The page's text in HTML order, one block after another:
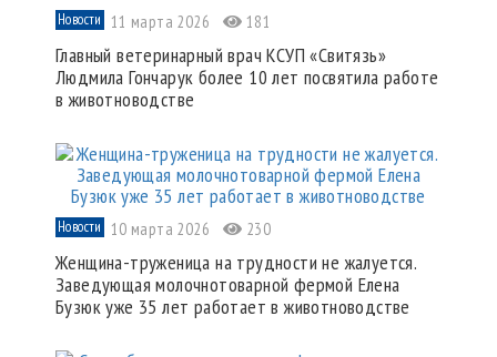
Новости 11 марта 2026 181
Главный ветеринарный врач КСУП «Свитязь»
Людмила Гончарук более 10 лет посвятила работе
в животноводстве
Новости 10 марта 2026 230
Женщина-труженица на трудности не жалуется.
Заведующая молочнотоварной фермой Елена
Бузюк уже 35 лет работает в животноводстве